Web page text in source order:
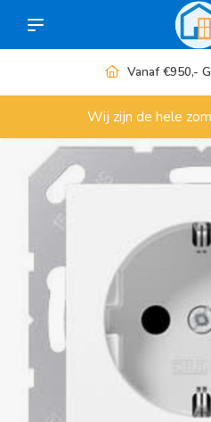
Meer dan
Wij zijn de hele